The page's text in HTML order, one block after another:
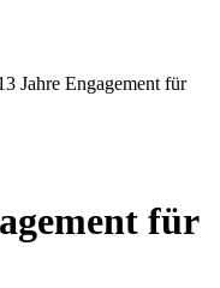
Jahre Engagement für
für